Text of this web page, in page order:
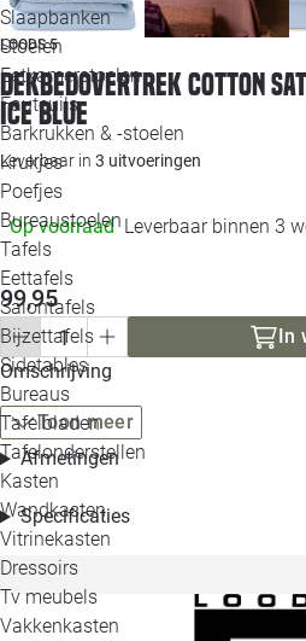
Slaapbanken
Stoelen
Eetkamerstoelen
Fauteuils
Barkrukken & -stoelen
Krukjes
Poefjes
Bureaustoelen
Tafels
Eettafels
Salontafels
Bijzettafels
Sidetables
Bureaus
Tafelbladen
Tafelonderstellen
Kasten
Wandkasten
Vitrinekasten
Dressoirs
Tv meubels
Vakkenkasten
LOODS 5
Dekbedovertrek Cotton
ice blue
Leverbaar in 3 uitvoeringen
Op voorraad Leverbaar binnen 3
99,95
In
Omschrijving
Toon meer
Afmetingen
Specificaties